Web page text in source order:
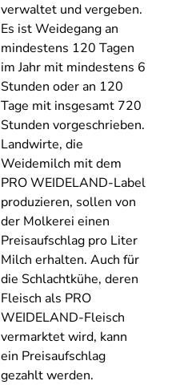
verwaltet und vergeben.
Es ist Weidegang an
mindestens 120 Tagen
im Jahr mit mindestens 6
Stunden oder an 120
Tage mit insgesamt 720
Stunden vorgeschrieben.
Landwirte, die
Weidemilch mit dem
PRO WEIDELAND-Label
produzieren, sollen von
der Molkerei einen
Preisaufschlag pro Liter
Milch erhalten. Auch für
die Schlachtkühe, deren
Fleisch als PRO
WEIDELAND-Fleisch
vermarktet wird, kann
ein Preisaufschlag
gezahlt werden.